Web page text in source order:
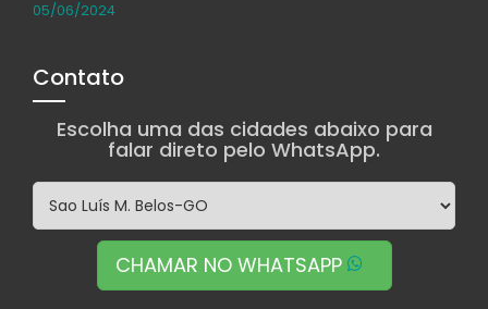
05/06/2024
Contato
Escolha uma das cidades abaixo para
falar direto pelo WhatsApp.
CHAMAR NO WHATSAPP